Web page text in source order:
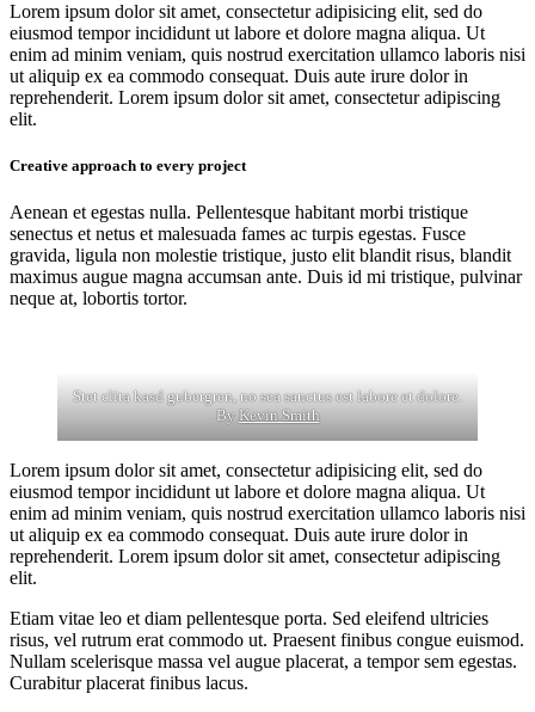
Lorem ipsum dolor sit amet, consectetur adipisicing elit, sed do
eiusmod tempor incididunt ut labore et dolore magna aliqua. Ut
enim ad minim veniam, quis nostrud exercitation ullamco laboris nisi
ut aliquip ex ea commodo consequat. Duis aute irure dolor in
reprehenderit. Lorem ipsum dolor sit amet, consectetur adipiscing
elit.
Creative approach to every project
Aenean et egestas nulla. Pellentesque habitant morbi tristique
senectus et netus et malesuada fames ac turpis egestas. Fusce
gravida, ligula non molestie tristique, justo elit blandit risus, blandit
maximus augue magna accumsan ante. Duis id mi tristique, pulvinar
neque at, lobortis tortor.
Stet clita kasd gubergren, no sea sanctus est labore et dolore.
ByKevin Smith
Lorem ipsum dolor sit amet, consectetur adipisicing elit, sed do
eiusmod tempor incididunt ut labore et dolore magna aliqua. Ut
enim ad minim veniam, quis nostrud exercitation ullamco laboris nisi
ut aliquip ex ea commodo consequat. Duis aute irure dolor in
reprehenderit. Lorem ipsum dolor sit amet, consectetur adipiscing
elit.
Etiam vitae leo et diam pellentesque porta. Sed eleifend ultricies
risus, vel rutrum erat commodo ut. Praesent finibus congue euismod.
Nullam scelerisque massa vel augue placerat, a tempor sem egestas.
Curabitur placerat finibus lacus.